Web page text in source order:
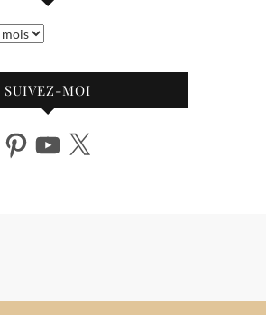
SUIVEZ-MOI
PinterestYouTube
X